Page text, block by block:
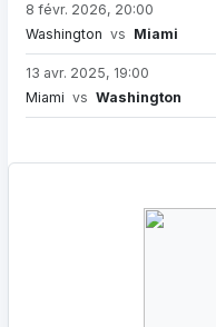
8 févr. 2026, 20:00
Washington vs Miami
13 avr. 2025, 19:00
Miami vs Washington